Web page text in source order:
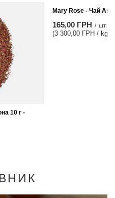
10 г -
Mary Rose - Чай
165,00 ГРН / шт.
(3 300,00 ГРН / kg)